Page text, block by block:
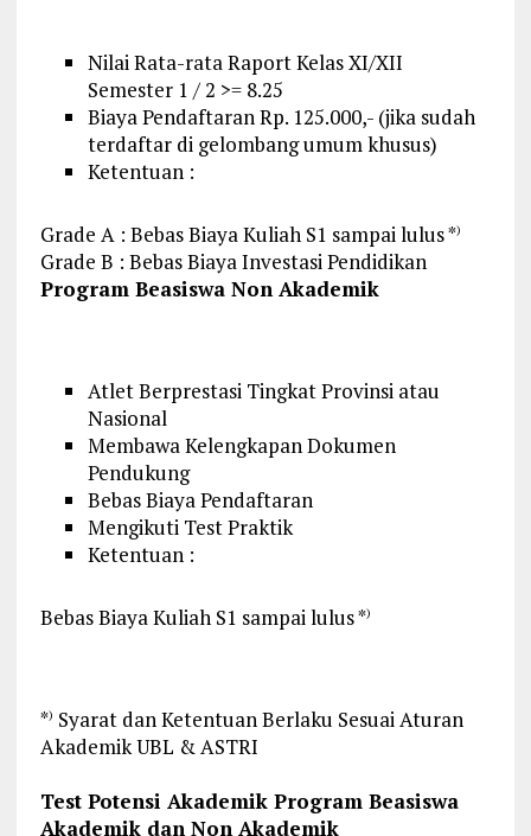
Nilai Rata-rata Raport Kelas XI/XII
Semester 1 / 2 >= 8.25
Biaya Pendaftaran Rp. 125.000,- (jika sudah
terdaftar di gelombang umum khusus)
Ketentuan :
Grade A : Bebas Biaya Kuliah S1 sampai lulus *)
Grade B : Bebas Biaya Investasi Pendidikan
Program Beasiswa Non Akademik
Atlet Berprestasi Tingkat Provinsi atau
Nasional
Membawa Kelengkapan Dokumen
Pendukung
Bebas Biaya Pendaftaran
Mengikuti Test Praktik
Ketentuan :
Bebas Biaya Kuliah S1 sampai lulus *)
*) Syarat dan Ketentuan Berlaku Sesuai Aturan
Akademik UBL & ASTRI
Test Potensi Akademik Program Beasiswa
Akademik dan Non Akademik